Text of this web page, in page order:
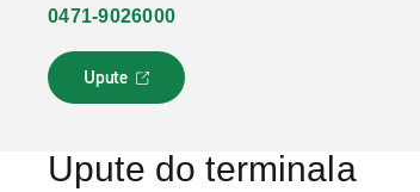
0471-9026000
Upute
L
i
s
Upute do terminala